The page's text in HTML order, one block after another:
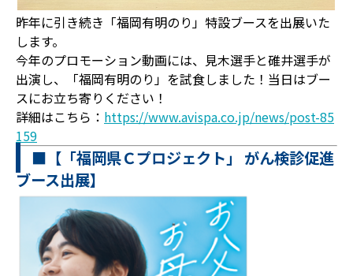
昨年に引き続き「福岡有明のり」特設ブースを出展いた
します。
今年のプロモーション動画には、見木選手と碓井選手が
出演し、「福岡有明のり」を試食しました！当日はブー
スにお立ち寄りください！
詳細はこちら： https://www.avispa.co.jp/news/post-85
159
■【「福岡県Ｃプロジェクト」 がん検診促進
ブース出展】